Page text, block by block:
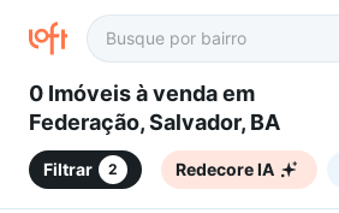
0 Imóveis à venda em
Federação, Salvador, BA
Filtrar 2 Redecore IA